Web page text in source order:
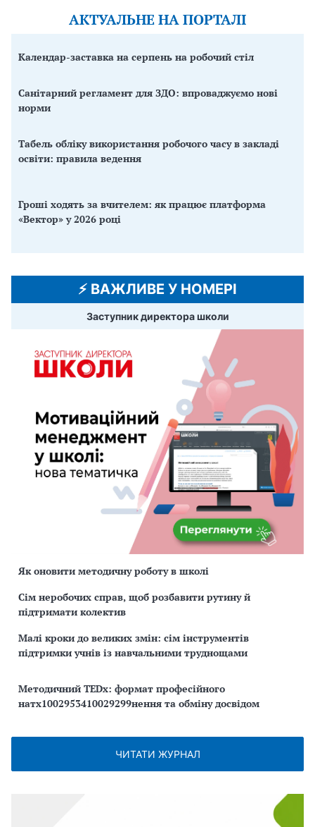
АКТУАЛЬНЕ НА ПОРТАЛІ
Календар-заставка на серпень на робочий стіл
Санітарний регламент для ЗДО: впроваджуємо нові
норми
Табель обліку використання робочого часу в закладі
освіти: правила ведення
Гроші ходять за вчителем: як працює платформа
«Вектор» у 2026 році
⚡️ ВАЖЛИВЕ У НОМЕРІ
Заступник директора школи
Як оновити методичну роботу в школі
Сім неробочих справ, щоб розбавити рутину й
підтримати колектив
Малі кроки до великих змін: сім інструментів
підтримки учнів із навчальними труднощами
Методичний TEDx: формат професійного
натх1002953410029299нення та обміну досвідом
ЧИТАТИ ЖУРНАЛ